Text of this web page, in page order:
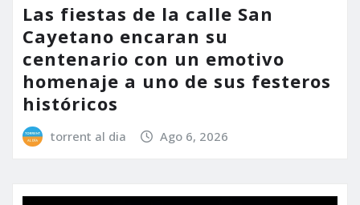
Las fiestas de la calle San
Cayetano encaran su
centenario con un emotivo
homenaje a uno de sus festeros
históricos
torrent al dia Ago 6, 2026